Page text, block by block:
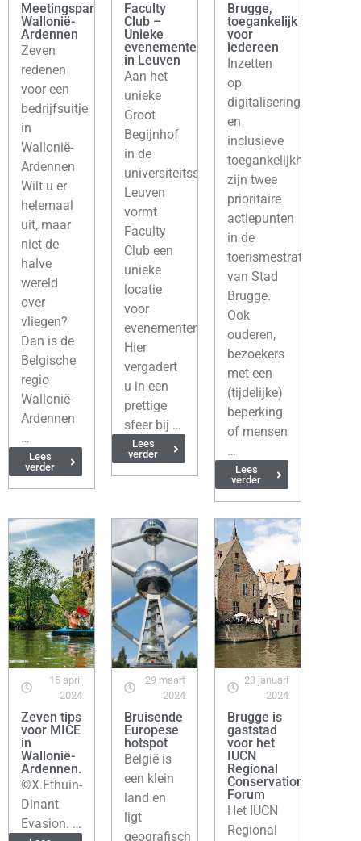
Meetingsparadijs:
Wallonië-
Ardennen
Zeven
redenen
voor een
bedrijfsuitje
in
Wallonië-
Ardennen
Wilt u er
helemaal
uit, maar
niet de
halve
wereld
over
vliegen?
Dan is de
Belgische
regio
Wallonië-
Ardennen
…
Lees
verder
Faculty
Club –
Unieke
evenementenlocatie
in Leuven
Aan het
unieke
Groot
Begijnhof
in de
universiteitsstad
Leuven
vormt
Faculty
Club een
unieke
locatie
voor
evenementen.
Hier
vergadert
u in een
prettige
sfeer bij …
Lees
verder
Brugge,
toegankelijk
voor
iedereen
Inzetten
op
digitalisering
en
inclusieve
toegankelijkheid
zijn twee
prioritaire
actiepunten
in de
toerismestrategie
van Stad
Brugge.
Ook
ouderen,
bezoekers
met een
(tijdelijke)
beperking
of mensen
…
Lees
verder
15 april
2024
Zeven tips
voor MICE
in
Wallonië-
Ardennen.
©X.Ethuin-
Dinant
Evasion. …
29 maart
2024
Bruisende
Europese
hotspot
België is
een klein
land en
ligt
geografisch
23 januari
2024
Brugge is
gaststad
voor het
IUCN
Regional
Conservation
Forum
Het IUCN
Regional